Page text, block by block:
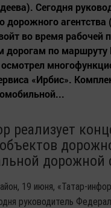
Сегодня
дорожного агентства
во время рабочей
дорогам по маршруту
«Ирбис».
реализует
дорожной
19 июня, «Татар-
руководитель